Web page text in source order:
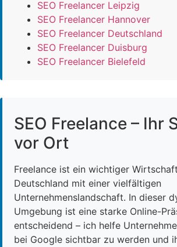
SEO Freelancer Leipzig
SEO Freelancer Hannover
SEO Freelancer Deutschland
SEO Freelancer Duisburg
SEO Freelancer Bielefeld
SEO Freelance – Ihr
vor Ort
Freelance ist ein wichtiger
Deutschland mit einer vielfältigen
Unternehmenslandschaft. In dieser
Umgebung ist eine starke Online-
entscheidend – ich helfe
bei Google sichtbar zu werden und